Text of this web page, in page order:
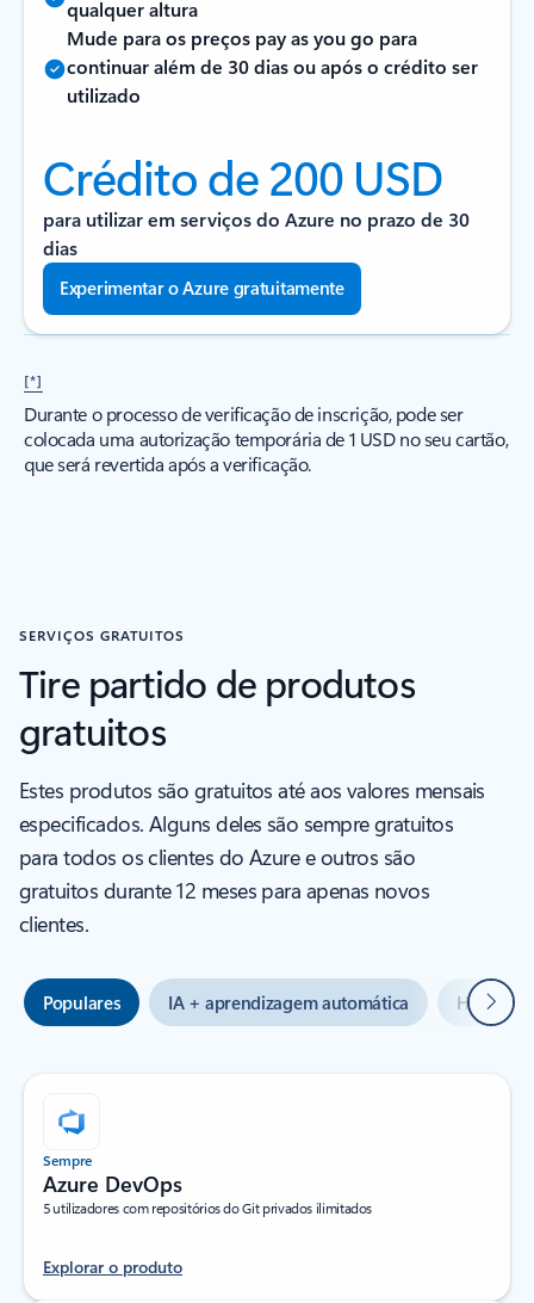
qualquer altura
Mude para os preços pay as you go para
continuar além de 30 dias ou após o crédito ser
utilizado
Crédito de 200 USD
para utilizar em serviços do Azure no prazo de 30
dias
Experimentar o Azure gratuitamente
[*]
Durante o processo de verificação de inscrição, pode ser
colocada uma autorização temporária de 1 USD no seu cartão,
que será revertida após a verificação.
SERVIÇOS GRATUITOS
Tire partido de produtos
gratuitos
Estes produtos são gratuitos até aos valores mensais
especificados. Alguns deles são sempre gratuitos
para todos os clientes do Azure e outros são
gratuitos durante 12 meses para apenas novos
clientes.
Populares IA + aprendizagem automática Híbrido
Sempre
Azure DevOps
5 utilizadores com repositórios do Git privados ilimitados
Explorar o produto